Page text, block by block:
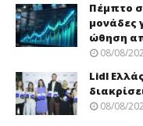
Πέμπτο
μονάδες
ώθηση
08/08/
Lidl
08/08/